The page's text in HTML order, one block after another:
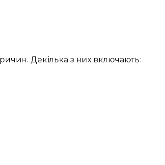
Декілька з них включають: